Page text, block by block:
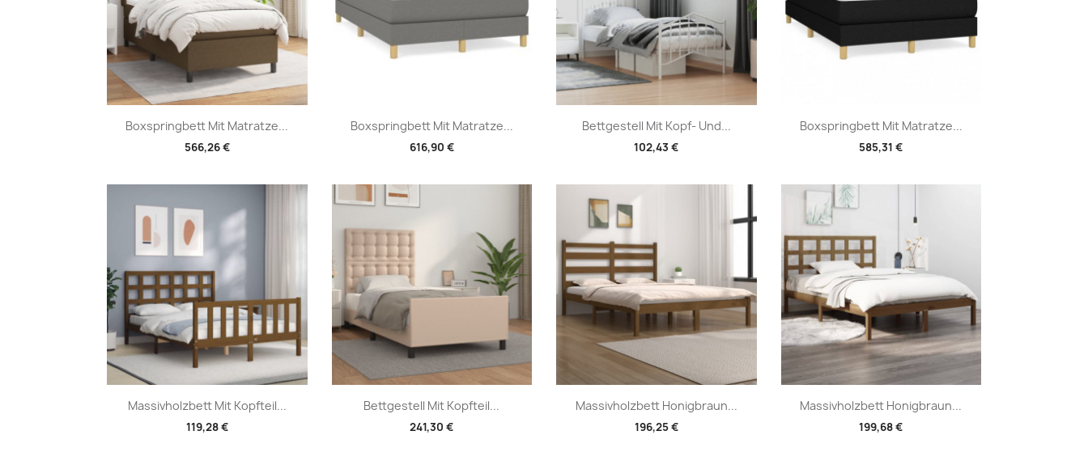
Boxspringbett Mit Matratze...
566,26 €
Vorschau Boxspringbett Mit Matratze...
616,90 €
Vorschau Bettgestell Mit Kopf- Und...
102,43 €
Vorschau Boxspringbett Mit Matratze...
585,31 €
Vorschau
Massivholzbett Mit Kopfteil...
119,28 €
Vorschau Bettgestell Mit Kopfteil...
241,30 €
Vorschau Massivholzbett Honigbraun...
196,25 €
Vorschau Massivholzbett Honigbraun...
199,68 €
Vorschau